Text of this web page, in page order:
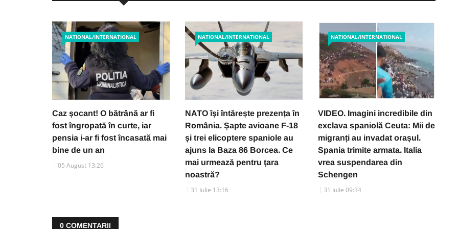
NATIONAL/INTERNATIONAL
Caz șocant! O bătrână ar fi
fost îngropată în curte, iar
pensia i-ar fi fost încasată mai
bine de un an
05 August 13:26
NATIONAL/INTERNATIONAL
NATO își întărește prezența în
România. Șapte avioane F-18
și trei elicoptere spaniole au
ajuns la Baza 86 Borcea. Ce
mai urmează pentru țara
noastră?
31 Iulie 13:16
NATIONAL/INTERNATIONAL
VIDEO. Imagini incredibile din
exclava spaniolă Ceuta: Mii de
migranți au invadat orașul.
Spania trimite armata. Italia
vrea suspendarea din
Schengen
31 Iulie 09:34
0 COMENTARII